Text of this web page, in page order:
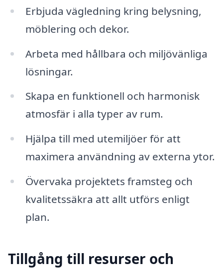
Erbjuda vägledning kring belysning,
möblering och dekor.
Arbeta med hållbara och miljövänliga
lösningar.
Skapa en funktionell och harmonisk
atmosfär i alla typer av rum.
Hjälpa till med utemiljöer för att
maximera användning av externa ytor.
Övervaka projektets framsteg och
kvalitetssäkra att allt utförs enligt
plan.
Tillgång till resurser och